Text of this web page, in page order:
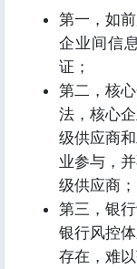
第一，如
企业间信
证；
第二，核
法，核心
级供应商
业参与，
级供应商；
第三，银
银行风控
存在，难